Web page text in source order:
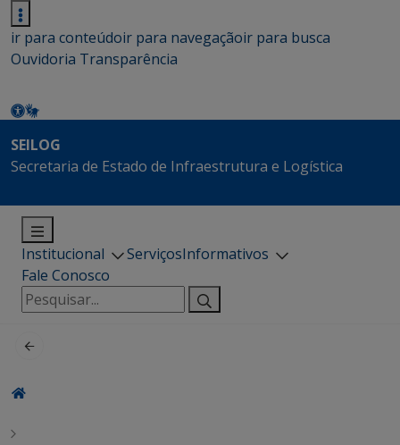
ir para conteúdoir para navegaçãoir para busca
Ouvidoria Transparência
SEILOG
Secretaria de Estado de Infraestrutura e Logística
Institucional ServiçosInformativos
Fale Conosco
Pesquisar
por: